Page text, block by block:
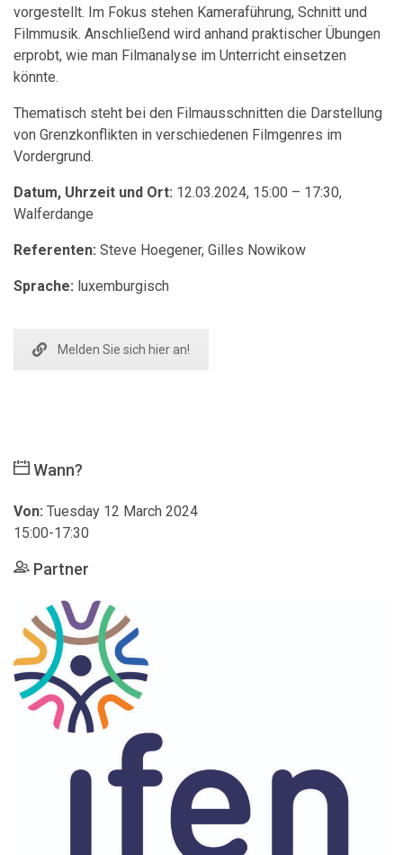
vorgestellt. Im Fokus stehen Kameraführung, Schnitt und
Filmmusik. Anschließend wird anhand praktischer Übungen
erprobt, wie man Filmanalyse im Unterricht einsetzen
könnte.
Thematisch steht bei den Filmausschnitten die Darstellung
von Grenzkonflikten in verschiedenen Filmgenres im
Vordergrund.
Datum, Uhrzeit und Ort: 12.03.2024, 15:00 – 17:30,
Walferdange
Referenten: Steve Hoegener, Gilles Nowikow
Sprache: luxemburgisch
Melden Sie sich hier an!
Wann?
Von: Tuesday 12 March 2024
15:00-17:30
Partner